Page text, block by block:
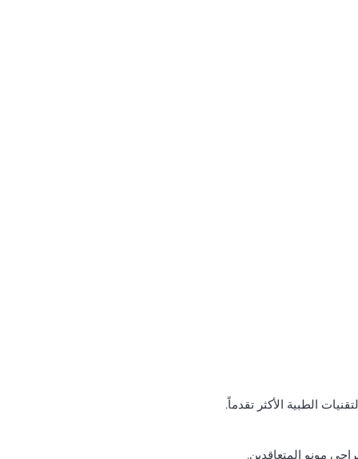
الطبية الأكثر تقدماً.
مونو المتعاقدين.